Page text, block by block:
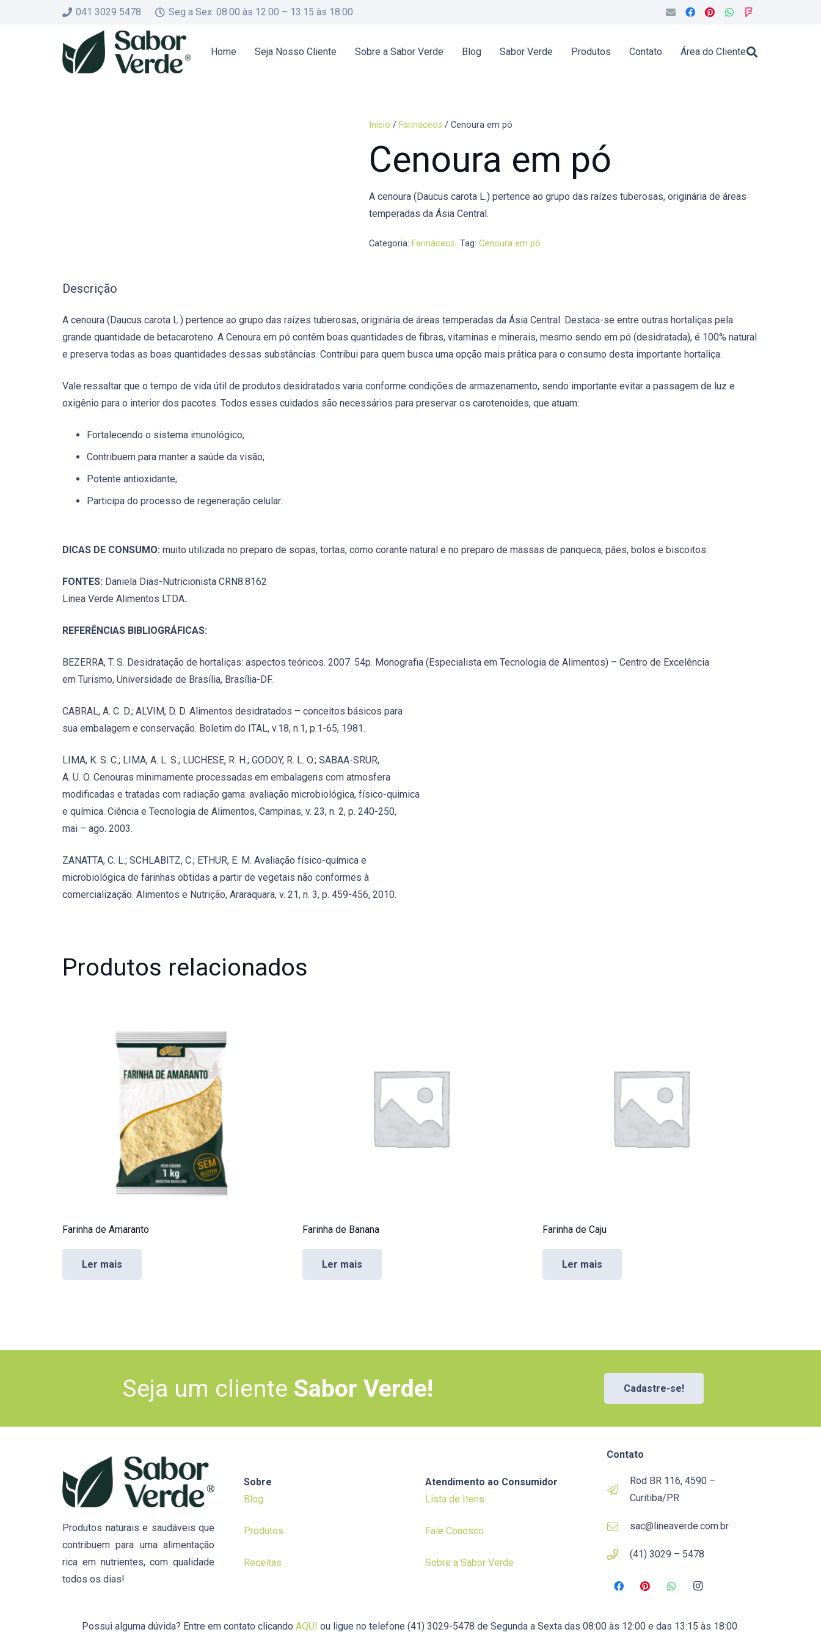
041 3029 5478 Seg a Sex: 08:00 às 12:00 – 13:15 às 18:00
Home Seja Nosso Cliente Sobre a Sabor Verde Blog Sabor Verde Produtos Contato Área do Cliente
Início / Farináceos / Cenoura em pó
Cenoura em pó
A cenoura (Daucus carota L.) pertence ao grupo das raízes tuberosas, originária de áreas
temperadas da Ásia Central.
Categoria: Farináceos Tag:Cenoura em pó
Descrição
A cenoura (Daucus carota L.) pertence ao grupo das raízes tuberosas, originária de áreas temperadas da Ásia Central. Destaca-se entre outras hortaliças pela
grande quantidade de betacaroteno. A Cenoura em pó contêm boas quantidades de fibras, vitaminas e minerais, mesmo sendo em pó (desidratada), é 100% natural
e preserva todas as boas quantidades dessas substâncias. Contribui para quem busca uma opção mais prática para o consumo desta importante hortaliça.
Vale ressaltar que o tempo de vida útil de produtos desidratados varia conforme condições de armazenamento, sendo importante evitar a passagem de luz e
oxigênio para o interior dos pacotes. Todos esses cuidados são necessários para preservar os carotenoides, que atuam:
Fortalecendo o sistema imunológico;
Contribuem para manter a saúde da visão;
Potente antioxidante;
Participa do processo de regeneração celular.
DICAS DE CONSUMO: muito utilizada no preparo de sopas, tortas, como corante natural e no preparo de massas de panqueca, pães, bolos e biscoitos.
FONTES: Daniela Dias-Nutricionista CRN8:8162
Linea Verde Alimentos LTDA.
REFERÊNCIAS BIBLIOGRÁFICAS:
BEZERRA, T. S. Desidratação de hortaliças: aspectos teóricos. 2007. 54p. Monografia (Especialista em Tecnologia de Alimentos) – Centro de Excelência
em Turismo, Universidade de Brasília, Brasília-DF.
CABRAL, A. C. D.; ALVIM, D. D. Alimentos desidratados – conceitos básicos para
sua embalagem e conservação. Boletim do ITAL, v.18, n.1, p.1-65, 1981.
LIMA, K. S. C.; LIMA, A. L. S.; LUCHESE, R. H.; GODOY, R. L. O.; SABAA-SRUR,
A. U. O. Cenouras minimamente processadas em embalagens com atmosfera
modificadas e tratadas com radiação gama: avaliação microbiológica, físico-quimica
e química. Ciência e Tecnologia de Alimentos, Campinas, v. 23, n. 2, p. 240-250,
mai – ago. 2003.
ZANATTA, C. L.; SCHLABITZ, C.; ETHUR, E. M. Avaliação físico-química e
microbiológica de farinhas obtidas a partir de vegetais não conformes à
comercialização. Alimentos e Nutrição, Araraquara, v. 21, n. 3, p. 459-456, 2010.
Produtos relacionados
Farinha de Amaranto
Ler mais
Farinha de Banana
Ler mais
Farinha de Caju
Ler mais
Seja um cliente Sabor Verde! Cadastre-se!
Produtos naturais e saudáveis que
contribuem para uma alimentação
rica em nutrientes, com qualidade
todos os dias!
Sobre
Blog
Produtos
Receitas
Atendimento ao Consumidor
Lista de Itens
Fale Conosco
Sobre a Sabor Verde
Contato
Rod BR 116, 4590 –
Curitiba/PR
sac@lineaverde.com.br
(41) 3029 – 5478
Possui alguma dúvida? Entre em contato clicando AQUI ou ligue no telefone (41) 3029-5478 de Segunda a Sexta das 08:00 às 12:00 e das 13:15 às 18:00.